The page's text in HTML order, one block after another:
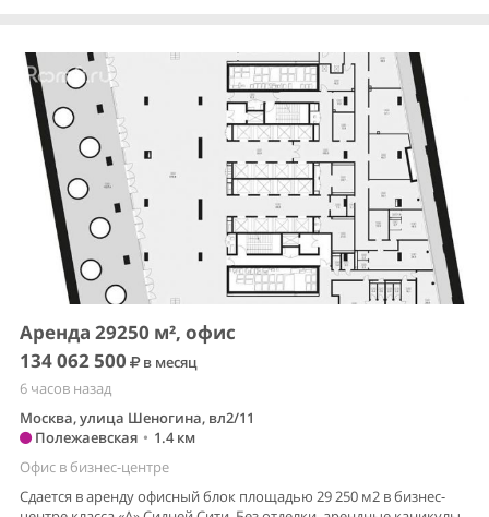
Аренда 29250 м², офис
134 062 500
в месяц
6 часов назад
Москва, улица Шеногина, вл2/11
Полежаевская • 1.4 км
Офис в бизнес-центре
Сдается в аренду офисный блок площадью 29 250 м2 в бизнес-